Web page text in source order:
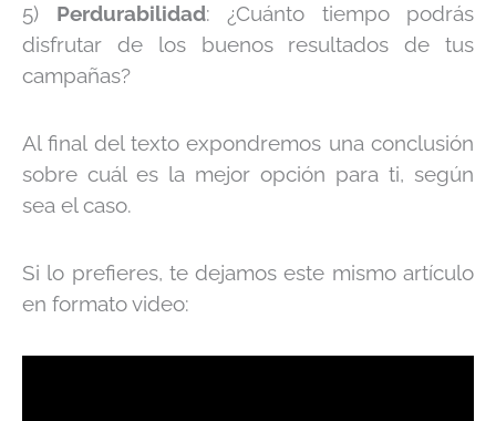
5) Perdurabilidad: ¿Cuánto tiempo podrás
disfrutar de los buenos resultados de tus
campañas?
Al final del texto expondremos una conclusión
sobre cuál es la mejor opción para ti, según
sea el caso.
Si lo prefieres, te dejamos este mismo artículo
en formato video: